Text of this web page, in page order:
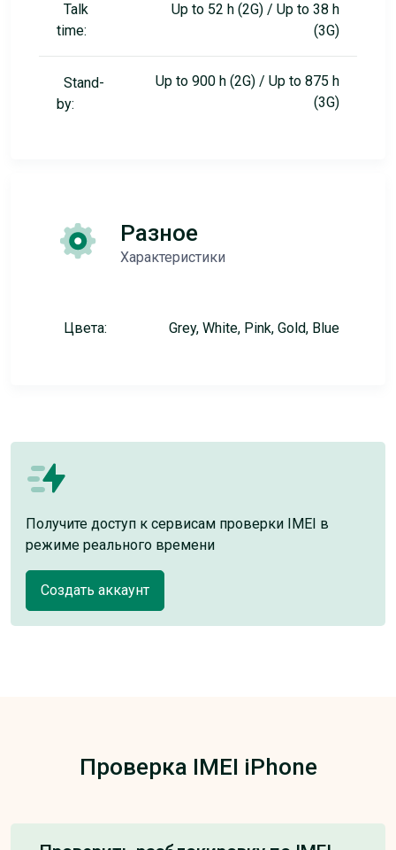
Talk
time:
Up to 52 h (2G) / Up to 38 h
(3G)
Stand-
by:
Up to 900 h (2G) / Up to 875 h
(3G)
Разное
Характеристики
Цвета: Grey, White, Pink, Gold, Blue
Получите доступ к сервисам проверки IMEI в
режиме реального времени
Создать аккаунт
Проверка IMEI iPhone